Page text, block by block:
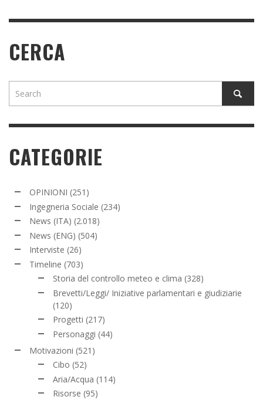
CERCA
CATEGORIE
OPINIONI (251)
Ingegneria Sociale (234)
News (ITA) (2.018)
News (ENG) (504)
Interviste (26)
Timeline (703)
Storia del controllo meteo e clima (328)
Brevetti/Leggi/ Iniziative parlamentari e giudiziarie
(120)
Progetti (217)
Personaggi (44)
Motivazioni (521)
Cibo (52)
Aria/Acqua (114)
Risorse (95)